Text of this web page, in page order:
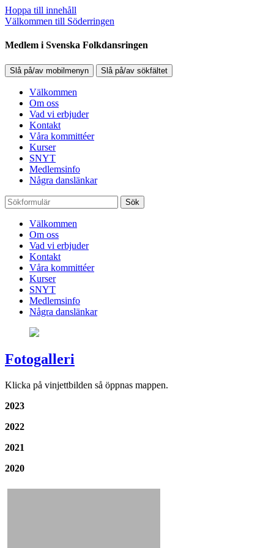
Hoppa till innehåll
Välkommen till Söderringen
Medlem i Svenska Folkdansringen
Slå på/av mobilmenyn Slå på/av sökfältet
Välkommen
Om oss
Vad vi erbjuder
Kontakt
Våra kommittéer
Kurser
SNYT
Medlemsinfo
Några danslänkar
Sök
Välkommen
Om oss
Vad vi erbjuder
Kontakt
Våra kommittéer
Kurser
SNYT
Medlemsinfo
Några danslänkar
Fotogalleri
Klicka på vinjettbilden så öppnas mappen.
2023
2022
2021
2020